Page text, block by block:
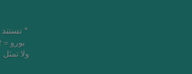
* تستند
يورو = 362 فورنت هنغاري